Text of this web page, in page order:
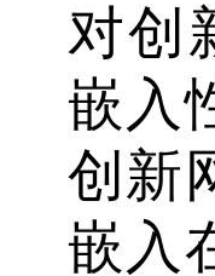
对创
嵌入
创新
嵌入